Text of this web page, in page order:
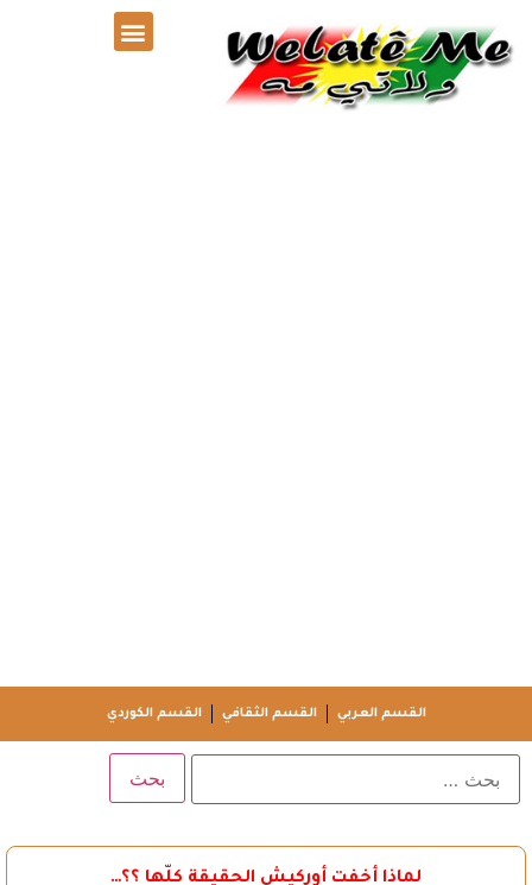
القسم العربي القسم الثقافي القسم الكوردي
لماذا أخفت أوركيش الحقيقة كلّها ؟؟…